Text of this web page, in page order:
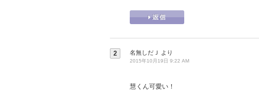
2 名無しだＪ より
2015年10月19日 9:22 AM
慧くん可愛い！